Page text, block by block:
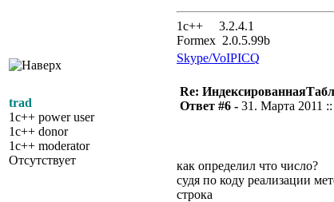
1с++ 3.2.4.1
Formex 2.0.5.99b
Skype/VoIPICQ
trad
1c++ power user
1c++ donor
1c++ moderator
Отсутствует
Re:
Ответ #6 - 31. Марта 2011
как определил что число?
судя по коду реализации
строка